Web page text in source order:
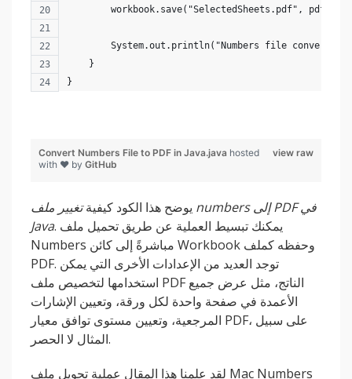
workbook.save("SelectedSheets.pdf",
System.out.println("Numbers file converted
    }
}
view raw
Convert Numbers File to PDF in Java.java hosted
with ❤ by GitHub
يوضح هذا الكود كيفيةتغيير ملف numbers إلى PDF في
Java. يمكنك تبسيط العملية عن طريق تحميل ملف
Numbers مباشرةً إلى كائن Workbook وحفظه كملف
PDF. توجد العديد من الإعدادات الأخرى التي يمكن
استخدامها لتخصيص ملف PDF الناتج، مثل عرض جميع
الأعمدة في صفحة واحدة لكل ورقة، وتعيين الإشارات
المرجعية، وتعيين مستوى توافق معيار PDF، على سبيل
المثال لا الحصر.
لقد علمنا هذا المقال عملية تحويل ملف Mac Numbers